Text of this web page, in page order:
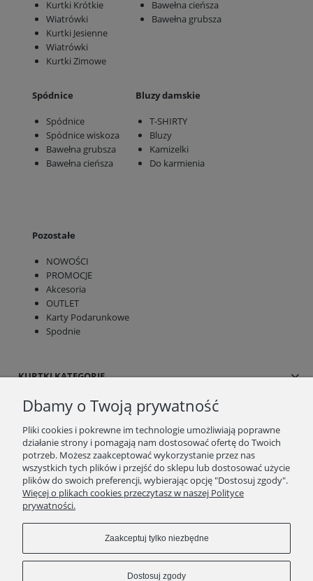
Kurtki Krótkie
Wiatrówki
Kurtki Jesienne
Wiatrówki
Kurtki Zimowe
Bawełna cieńsza
Bawełna grubsza
Spódnice
Spódnice
Spódnice wiskoza
Bawełna grubsza
Bawełna cieńsza
Bluzy damskie
T-SHIRTY
Bluzy
Kamizelki
Do karmienia
Pozostałe
NOWOŚCI
PROMOCJE
Akcesoria
OUTLET
Karty Podarunkowe
Spodnie
KURTKI KATEGORIE
SUKIENKI/SPÓDNICE
BLOG/NEWSY
SPRAWDŹ TO
KONTAKT
Dbamy o Twoją prywatność
Pliki cookies i pokrewne im technologie umożliwiają poprawne
działanie strony i pomagają nam dostosować ofertę do Twoich
potrzeb. Możesz zaakceptować wykorzystanie przez nas
wszystkich tych plików i przejść do sklepu lub dostosować użycie
plików do swoich preferencji, wybierając opcję "Dostosuj zgody".
Więcej o plikach cookies przeczytasz w naszej Polityce
prywatności.
Zaakceptuj tylko niezbędne
Dostosuj zgody